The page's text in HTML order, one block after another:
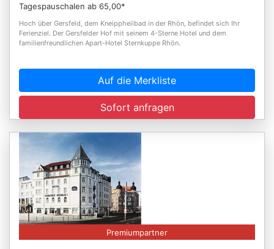
Tagespauschalen ab 65,00*
Hoch über Gersfeld, dem Kneippheilbad in der Rhön, befindet sich Ihr
Ferienziel. Der Gersfelder Hof mit seinem 4-Sterne Hotel und dem
familienfreundlichen Apart-Hotel Sternkuppe Rhön.
Auf die Merkliste
Sofort anfragen
Premiumpartner